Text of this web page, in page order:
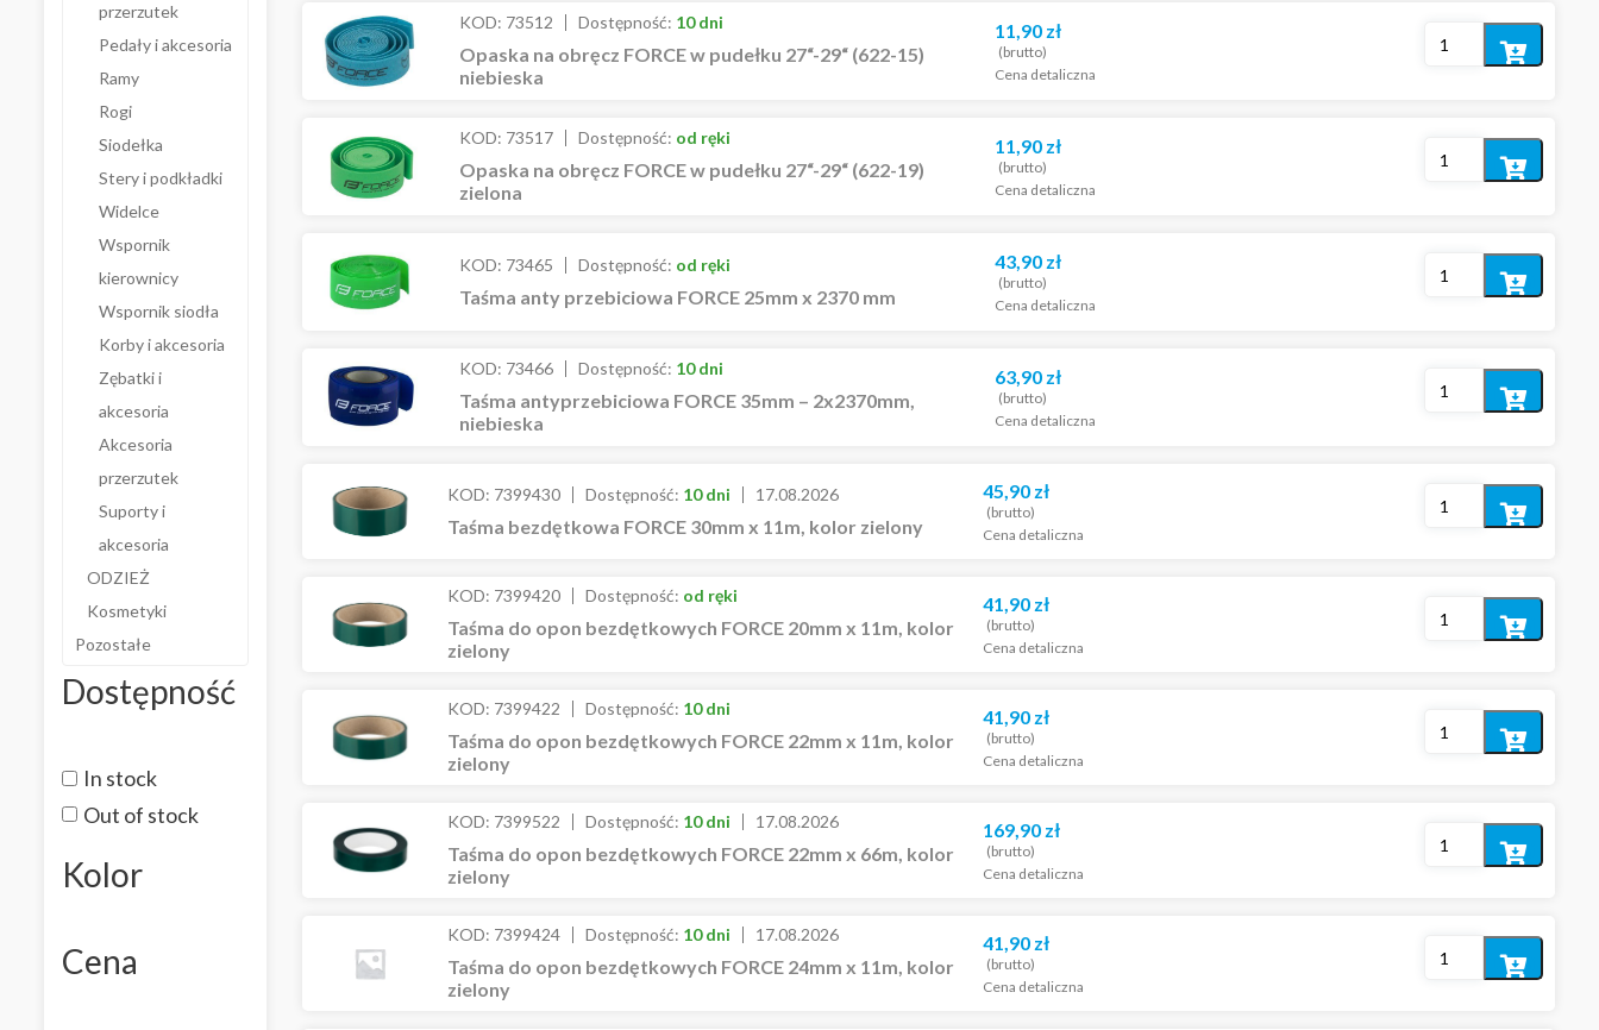
przerzutek
Pedały i akcesoria
Ramy
Rogi
Siodełka
Stery i podkładki
Widelce
Wspornik
kierownicy
Wspornik siodła
Korby i akcesoria
Zębatki i
akcesoria
Akcesoria
przerzutek
Suporty i
akcesoria
ODZIEŻ
Kosmetyki
Pozostałe
Dostępność
In stock
Out of stock
Kolor
Cena
KOD: 73512 Dostępność: 10 dni
Opaska na obręcz FORCE w pudełku 27“-29“ (622-15)
niebieska
11,90 zł
(brutto)
Cena detaliczna
Dodaj
KOD: 73517 Dostępność: od ręki
Opaska na obręcz FORCE w pudełku 27“-29“ (622-19)
zielona
11,90 zł
(brutto)
Cena detaliczna
Dodaj
KOD: 73465 Dostępność: od ręki
Taśma anty przebiciowa FORCE 25mm x 2370 mm
43,90 zł
(brutto)
Cena detaliczna
Dodaj
KOD: 73466 Dostępność: 10 dni
Taśma antyprzebiciowa FORCE 35mm – 2x2370mm,
niebieska
63,90 zł
(brutto)
Cena detaliczna
Dodaj
KOD: 7399430 Dostępność: 10 dni 17.08.2026
Taśma bezdętkowa FORCE 30mm x 11m, kolor zielony
45,90 zł
(brutto)
Cena detaliczna
Dodaj
KOD: 7399420 Dostępność: od ręki
Taśma do opon bezdętkowych FORCE 20mm x 11m, kolor
zielony
41,90 zł
(brutto)
Cena detaliczna
Dodaj
KOD: 7399422 Dostępność: 10 dni
Taśma do opon bezdętkowych FORCE 22mm x 11m, kolor
zielony
41,90 zł
(brutto)
Cena detaliczna
Dodaj
KOD: 7399522 Dostępność: 10 dni 17.08.2026
Taśma do opon bezdętkowych FORCE 22mm x 66m, kolor
zielony
169,90 zł
(brutto)
Cena detaliczna
Dodaj
KOD: 7399424 Dostępność: 10 dni 17.08.2026
Taśma do opon bezdętkowych FORCE 24mm x 11m, kolor
zielony
41,90 zł
(brutto)
Cena detaliczna
Dodaj